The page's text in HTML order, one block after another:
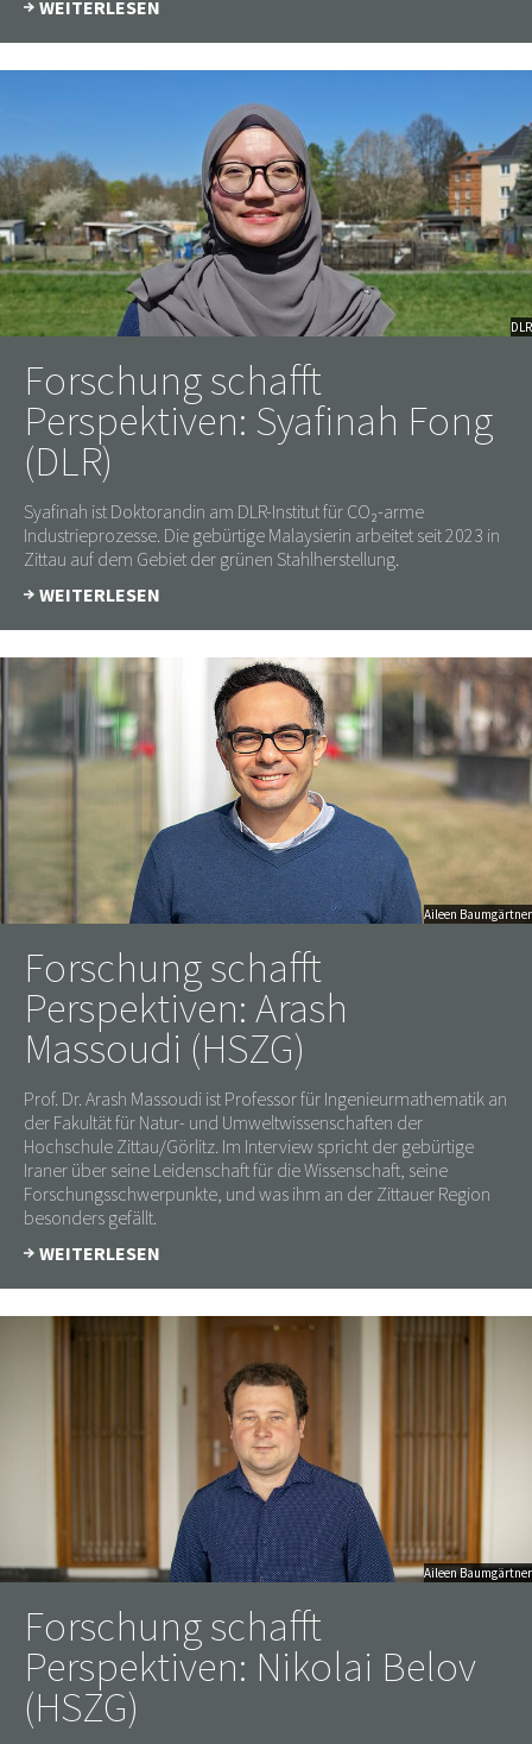
WEITERLESEN
DLR
Forschung schafft
Perspektiven: Syafinah Fong
(DLR)
Syafinah ist Doktorandin am DLR-Institut für CO₂-arme
Industrieprozesse. Die gebürtige Malaysierin arbeitet seit 2023 in
Zittau auf dem Gebiet der grünen Stahlherstellung.
WEITERLESEN
Aileen Baumgärtner
Forschung schafft
Perspektiven: Arash
Massoudi (HSZG)
Prof. Dr. Arash Massoudi ist Professor für Ingenieurmathematik an
der Fakultät für Natur- und Umweltwissenschaften der
Hochschule Zittau/Görlitz. Im Interview spricht der gebürtige
Iraner über seine Leidenschaft für die Wissenschaft, seine
Forschungsschwerpunkte, und was ihm an der Zittauer Region
besonders gefällt.
WEITERLESEN
Aileen Baumgärtner
Forschung schafft
Perspektiven: Nikolai Belov
(HSZG)